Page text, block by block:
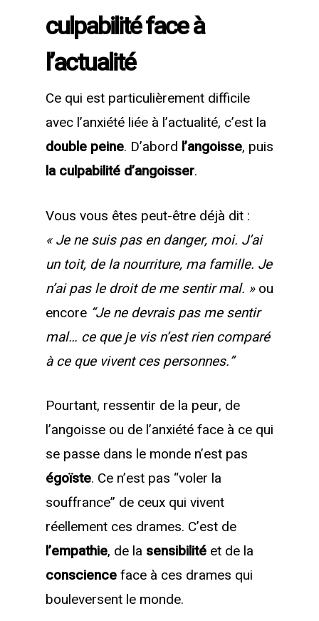
culpabilité face à
l’actualité
Ce qui est particulièrement difficile
avec l’anxiété liée à l’actualité, c’est la
double peine. D’abord l’angoisse, puis
la culpabilité d’angoisser.
Vous vous êtes peut-être déjà dit :
« Je ne suis pas en danger, moi. J’ai
un toit, de la nourriture, ma famille. Je
n’ai pas le droit de me sentir mal. »ou
encore “Je ne devrais pas me sentir
mal… ce que je vis n’est rien comparé
à ce que vivent ces personnes.”
Pourtant, ressentir de la peur, de
l’angoisse ou de l’anxiété face à ce qui
se passe dans le monde n’est pas
égoïste. Ce n’est pas “voler la
souffrance” de ceux qui vivent
réellement ces drames. C’est de
l’empathie, de la sensibilité et de la
conscienceface à ces drames qui
bouleversent le monde.